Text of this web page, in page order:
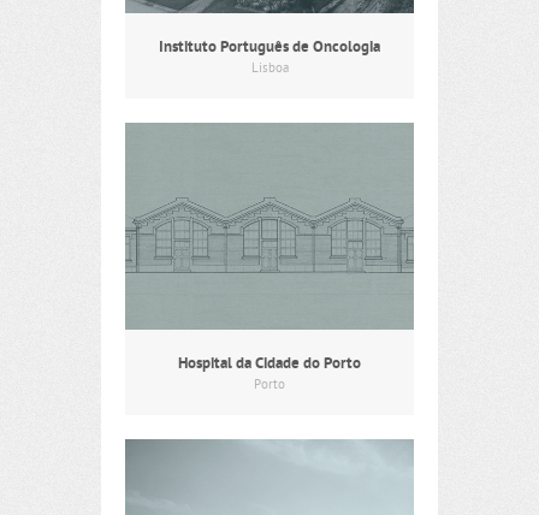
Instituto Português de Oncologia
Lisboa
Hospital da Cidade do Porto
Porto